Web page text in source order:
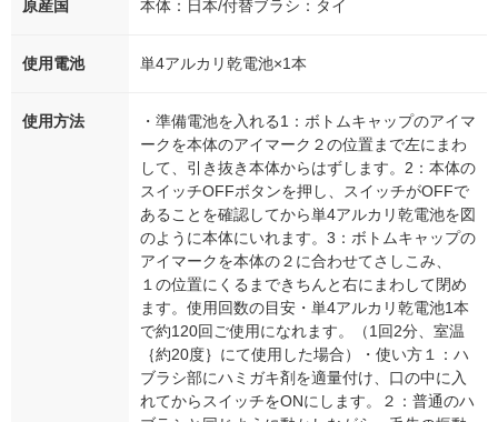
原産国 本体：日本/付替ブラシ：タイ
使用電池 単4アルカリ乾電池×1本
使用方法
・準備電池を入れる1：ボトムキャップのアイマ
ークを本体のアイマーク２の位置まで左にまわ
して、引き抜き本体からはずします。2：本体の
スイッチOFFボタンを押し、スイッチがOFFで
あることを確認してから単4アルカリ乾電池を図
のように本体にいれます。3：ボトムキャップの
アイマークを本体の２に合わせてさしこみ、
１の位置にくるまできちんと右にまわして閉め
ます。使用回数の目安・単4アルカリ乾電池1本
で約120回ご使用になれます。（1回2分、室温
｛約20度｝にて使用した場合）・使い方１：ハ
ブラシ部にハミガキ剤を適量付け、口の中に入
れてからスイッチをONにします。２：普通のハ